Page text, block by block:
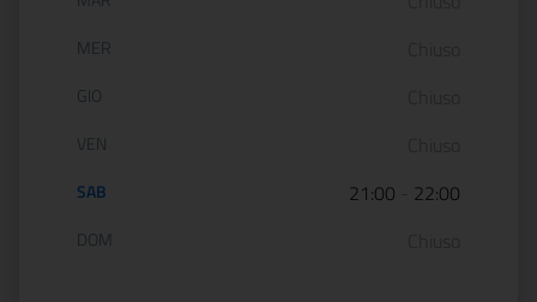
MER
GIO
VEN
SAB 21:00 22:00
DOM